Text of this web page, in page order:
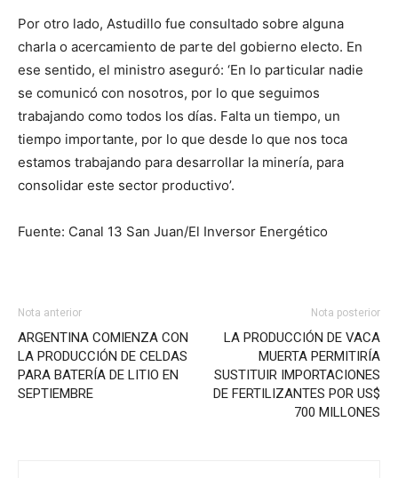
Por otro lado, Astudillo fue consultado sobre alguna
charla o acercamiento de parte del gobierno electo. En
ese sentido, el ministro aseguró: ‘En lo particular nadie
se comunicó con nosotros, por lo que seguimos
trabajando como todos los días. Falta un tiempo, un
tiempo importante, por lo que desde lo que nos toca
estamos trabajando para desarrollar la minería, para
consolidar este sector productivo’.
Fuente: Canal 13 San Juan/El Inversor Energético
Nota anterior
ARGENTINA COMIENZA CON
LA PRODUCCIÓN DE CELDAS
PARA BATERÍA DE LITIO EN
SEPTIEMBRE
Nota posterior
LA PRODUCCIÓN DE VACA
MUERTA PERMITIRÍA
SUSTITUIR IMPORTACIONES
DE FERTILIZANTES POR US$
700 MILLONES